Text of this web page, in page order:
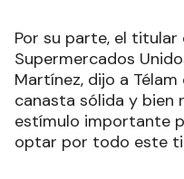
Por su parte, el titular
Supermercados
Martínez, dijo a
canasta sólida y bien
estímulo importante
optar por todo este